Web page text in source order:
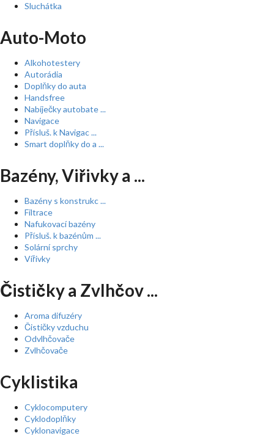
Sluchátka
Auto-Moto
Alkohotestery
Autorádia
Doplňky do auta
Handsfree
Nabíječky autobate ...
Navigace
Přísluš. k Navigac ...
Smart doplňky do a ...
Bazény, Viřivky a ...
Bazény s konstrukc ...
Filtrace
Nafukovací bazény
Přísluš. k bazénům ...
Solární sprchy
Vířivky
Čističky a Zvlhčov ...
Aroma difuzéry
Čističky vzduchu
Odvlhčovače
Zvlhčovače
Cyklistika
Cyklocomputery
Cyklodoplňky
Cyklonavigace